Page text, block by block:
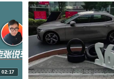
02:17